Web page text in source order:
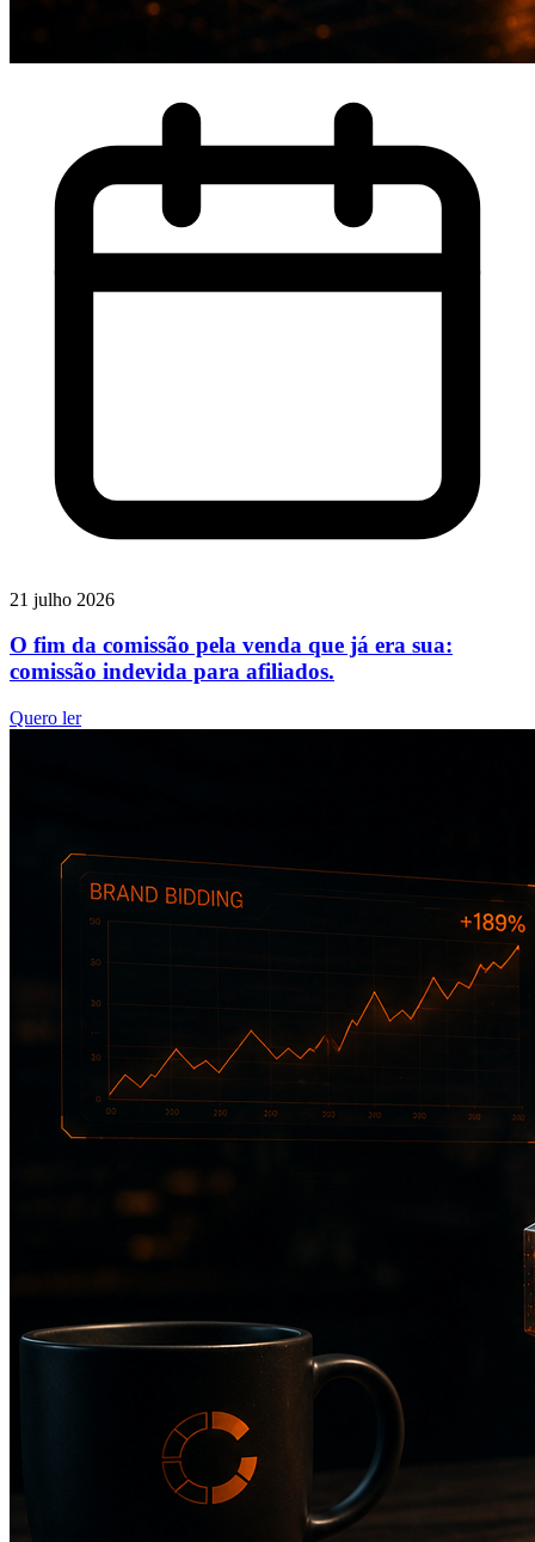
21 julho 2026
O fim da comissão pela venda que já era sua:
comissão indevida para afiliados.
Quero ler